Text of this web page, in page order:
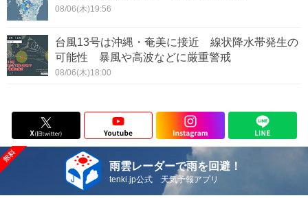
08/06(木)19:56
台風13号は沖縄・奄美に接近 線状降水帯発生の
可能性 暴風や高波などに厳重警戒
08/06(木)18:00
雨雲レーダーで雨を回避！
tenki.jp公式 天気予報アプリ